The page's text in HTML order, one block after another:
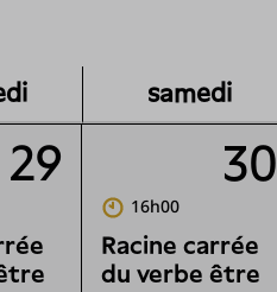
samedi
29 30
16h00
Racine carrée
du verbe être